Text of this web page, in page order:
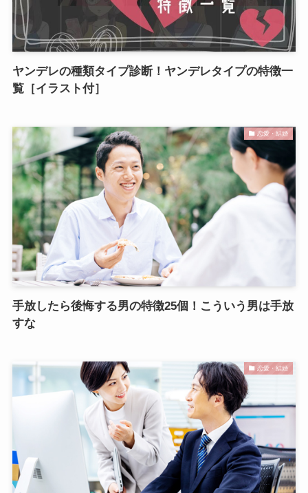
ヤンデレの種類タイプ診断！ヤンデレタイプの特徴一
覧［イラスト付］
恋愛・結婚
手放したら後悔する男の特徴25個！こういう男は手放
すな
恋愛・結婚